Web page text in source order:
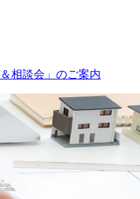
相談会」のご案内